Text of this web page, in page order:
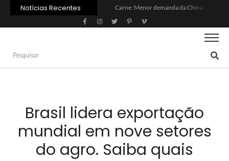
Notícias Recentes
Inadimplência no crédito rural deve seguir elevada até 2027
Lula sanciona MP do Frete e agro teme alta dos custos logísticos
Brasil tem 2º maior juro real do mundo
Brasil lidera exportação
mundial em nove setores
do agro. Saiba quais